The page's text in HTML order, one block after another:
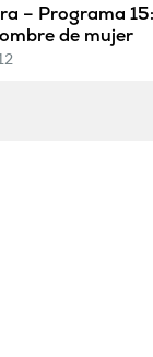
– Programa
de mujer